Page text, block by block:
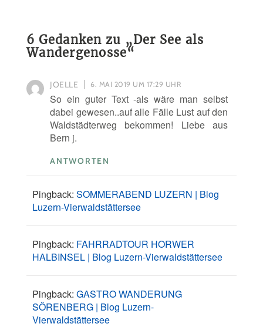
6 Gedanken zu „Der See als
Wandergenosse“
JOELLE 6. MAI 2019 UM 17:29 UHR
So ein guter Text -als wäre man selbst
dabei gewesen..auf alle Fälle Lust auf den
Waldstädterweg bekommen! Liebe aus
Bern j.
ANTWORTEN
Pingback: SOMMERABEND LUZERN | Blog
Luzern-Vierwaldstättersee
Pingback: FAHRRADTOUR HORWER
HALBINSEL | Blog Luzern-Vierwaldstättersee
Pingback: GASTRO WANDERUNG
SÖRENBERG | Blog Luzern-
Vierwaldstättersee